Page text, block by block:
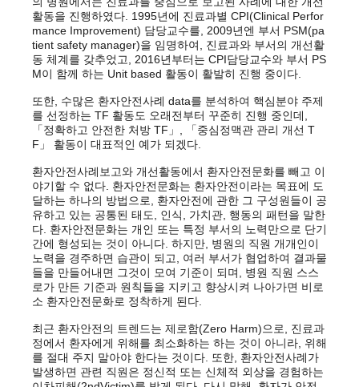
활동을 진행하였다. 1995년에 진료과별 CPI(Clinical Perfor
mance Improvement) 담당교수를, 2009년엔 부서 PSM(pa
tient safety manager)을 임명하여, 진료과와 부서의 개선활
동 체계를 갖추었고, 2016년부터는 CPI담당교수와 부서 PS
M이 함께 하는 Unit based 활동이 활발히 진행 중이다.
또한, 수많은 환자안전사례 data를 분석하여 핵심분야 주제
를 선정하는 TF 활동도 오래전부터 꾸준히 진행 중인데,
「정확하고 안전한 처방 TF」, 「중심정맥관 관리 개선 T
F」 활동이 대표적인 예가 되겠다.
환자안전사례보고와 개선활동에서 환자안전문화를 빼고 이
야기할 수 없다. 환자안전문화는 환자안전이라는 목표에 도
달하는 하나의 방법으로, 환자안전에 관한 그 구성원들이 공
유하고 있는 공통된 태도, 인식, 가치관, 행동의 패턴을 말한
다. 환자안전문화는 개인 또는 특정 부서의 노력만으로 단기
간에 형성되는 것이 아니다. 하지만, 병원의 직원 개개인이
노력을 경주하면 습관이 되고, 여러 부서가 협업하여 결과물
들을 만들어내면 그것이 모여 기준이 되며, 병원 직원 스스
로가 만든 기준과 원칙들을 지키고 향상시켜 나아가면 비로
소 환자안전문화로 정착하게 된다.
최근 환자안전의 트렌드는 제로함(Zero Harm)으로, 진료과
정에서 환자에게 위해를 최소화하는 하는 것이 아니라, 위해
를 절대 주지 말아야 한다는 것이다. 또한, 환자안전사례가
발생하면 관련 직원은 정신적 또는 신체적 외상을 경험하는